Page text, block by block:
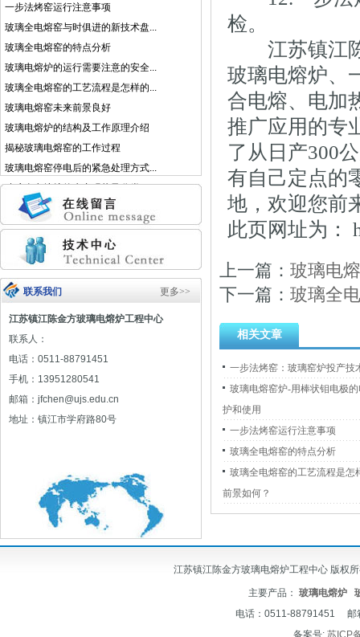
一步法烤窑运行注意事项
玻璃全电熔窑与时俱进的新技术盘...
玻璃全电熔窑的特点分析
玻璃电熔炉的运行需要注意的安全...
玻璃全电熔窑的工艺流程是怎样的...
玻璃电熔窑未来前景良好
玻璃电熔炉的结构及工作原理介绍
揭秘玻璃电熔窑的工作过程
玻璃电熔窑停电后的紧急处理方式...
玻璃全电熔炉的生产现状及分类
更多>>
联系我们
江苏镇江陈金方玻璃电熔炉工程中心
联系人：
电话：0511-88791451
手机：13951280541
邮箱：jfchen@ujs.edu.cn
地址：镇江市学府路80号
检。
江苏镇江陈
玻璃电熔炉、
合电熔、电加
推广应用的专
了从日产300
有自己定点的
地，欢迎您前
此页网址为：
上一篇： 玻璃电
下一篇： 玻璃全
相关文章
一步法烤窑：玻璃窑炉投产技
玻璃电熔窑炉-用棒状钼电极
护和使用
一步法烤窑运行注意事项
玻璃全电熔窑的特点分析
玻璃全电熔窑的工艺流程是怎
前景如何？
江苏镇江陈金方玻璃电熔炉工程中心 版权
主要产品： 玻璃电熔炉
电话：0511-88791451 邮
备案号: 苏ICP